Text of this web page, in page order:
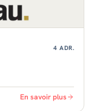
4 ADR.
En savoir plus